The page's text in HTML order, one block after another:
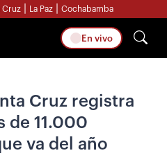
Cruz La Paz Cochabamba
En vivo
Cruz registra
de 11.000
va del año